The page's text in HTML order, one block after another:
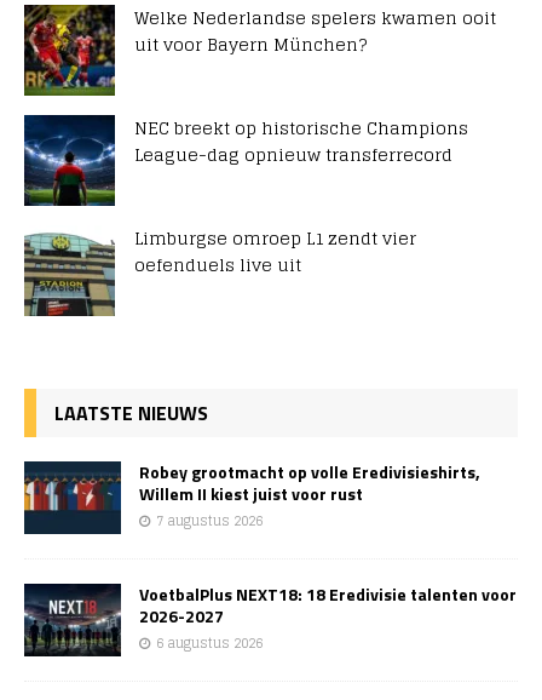
Welke Nederlandse spelers kwamen ooit
uit voor Bayern München?
NEC breekt op historische Champions
League-dag opnieuw transferrecord
Limburgse omroep L1 zendt vier
oefenduels live uit
LAATSTE NIEUWS
Robey grootmacht op volle Eredivisieshirts,
Willem II kiest juist voor rust
7 augustus 2026
VoetbalPlus NEXT18: 18 Eredivisie talenten voor
2026-2027
6 augustus 2026